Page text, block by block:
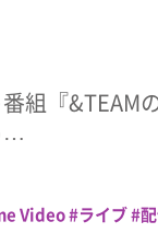
組『&TEAM
…
Video ライブ